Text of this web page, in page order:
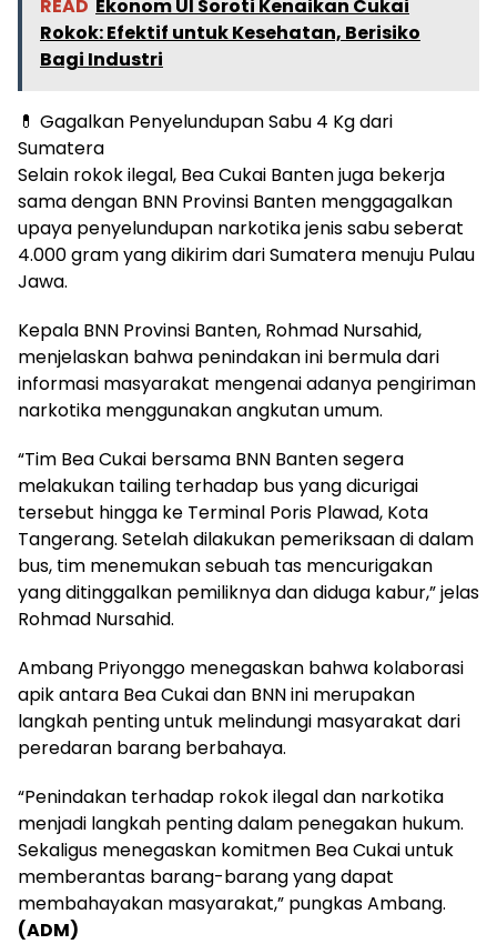
READ Ekonom UI Soroti Kenaikan Cukai
Rokok: Efektif untuk Kesehatan, Berisiko
Bagi Industri
💊 Gagalkan Penyelundupan Sabu 4 Kg dari
Sumatera
Selain rokok ilegal, Bea Cukai Banten juga bekerja
sama dengan BNN Provinsi Banten menggagalkan
upaya penyelundupan narkotika jenis sabu seberat
4.000 gram yang dikirim dari Sumatera menuju Pulau
Jawa.
Kepala BNN Provinsi Banten, Rohmad Nursahid,
menjelaskan bahwa penindakan ini bermula dari
informasi masyarakat mengenai adanya pengiriman
narkotika menggunakan angkutan umum.
“Tim Bea Cukai bersama BNN Banten segera
melakukan tailing terhadap bus yang dicurigai
tersebut hingga ke Terminal Poris Plawad, Kota
Tangerang. Setelah dilakukan pemeriksaan di dalam
bus, tim menemukan sebuah tas mencurigakan
yang ditinggalkan pemiliknya dan diduga kabur,” jelas
Rohmad Nursahid.
Ambang Priyonggo menegaskan bahwa kolaborasi
apik antara Bea Cukai dan BNN ini merupakan
langkah penting untuk melindungi masyarakat dari
peredaran barang berbahaya.
“Penindakan terhadap rokok ilegal dan narkotika
menjadi langkah penting dalam penegakan hukum.
Sekaligus menegaskan komitmen Bea Cukai untuk
memberantas barang-barang yang dapat
membahayakan masyarakat,” pungkas Ambang.
(ADM)